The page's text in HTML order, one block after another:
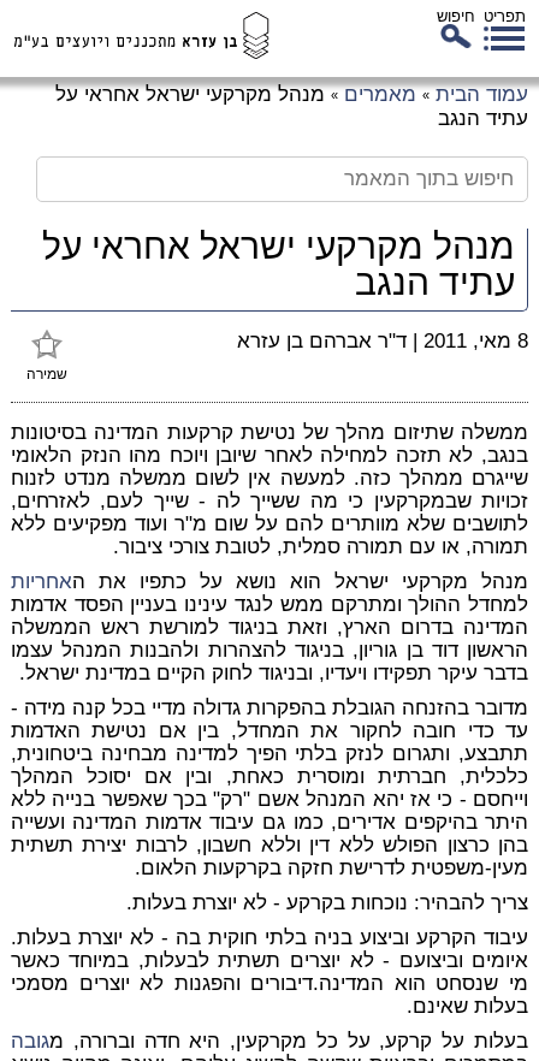
תפריט חיפוש
עמוד הבית » מאמרים » מנהל מקרקעי ישראל אחראי על
עתיד הנגב
מנהל מקרקעי ישראל אחראי על
עתיד הנגב
שמירה
8 מאי, 2011 | ד"ר אברהם בן עזרא
ממשלה שתיזום מהלך של נטישת קרקעות המדינה בסיטונות
בנגב, לא תזכה למחילה לאחר שיובן ויוכח מהו הנזק הלאומי
שייגרם ממהלך כזה. למעשה אין לשום ממשלה מנדט לזנוח
זכויות שבמקרקעין כי מה ששייך לה - שייך לעם, לאזרחים,
לתושבים שלא מוותרים להם על שום מ"ר ועוד מפקיעים ללא
תמורה, או עם תמורה סמלית, לטובת צורכי ציבור.
מנהל מקרקעי ישראל הוא נושא על כתפיו את האחריות
למחדל ההולך ומתרקם ממש לנגד עינינו בעניין הפסד אדמות
המדינה בדרום הארץ, וזאת בניגוד למורשת ראש הממשלה
הראשון דוד בן גוריון, בניגוד להצהרות ולהבנות המנהל עצמו
בדבר עיקר תפקידו ויעדיו, ובניגוד לחוק הקיים במדינת ישראל.
מדובר בהזנחה הגובלת בהפקרות גדולה מדיי בכל קנה מידה -
עד כדי חובה לחקור את המחדל, בין אם נטישת האדמות
תתבצע, ותגרום לנזק בלתי הפיך למדינה מבחינה ביטחונית,
כלכלית, חברתית ומוסרית כאחת, ובין אם יסוכל המהלך
וייחסם - כי אז יהא המנהל אשם "רק" בכך שאפשר בנייה ללא
היתר בהיקפים אדירים, כמו גם עיבוד אדמות המדינה ועשייה
בהן כרצון הפולש ללא דין וללא חשבון, לרבות יצירת תשתית
מעין-משפטית לדרישת חזקה בקרקעות הלאום.
צריך להבהיר: נוכחות בקרקע - לא יוצרת בעלות.
עיבוד הקרקע וביצוע בניה בלתי חוקית בה - לא יוצרת בעלות.
איומים וביצועם - לא יוצרים תשתית לבעלות, במיוחד כאשר
מי שנסחט הוא המדינה.דיבורים והפגנות לא יוצרים מסמכי
בעלות שאינם.
בעלות על קרקע, על כל מקרקעין, היא חדה וברורה, מגובה